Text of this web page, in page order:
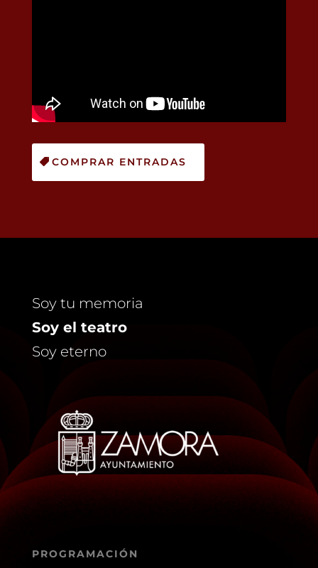
COMPRAR ENTRADAS
Soy tu memoria
Soy el teatro
Soy eterno
PROGRAMACIÓN